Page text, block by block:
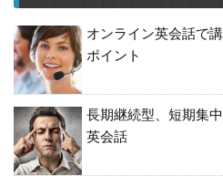
オンライン英会話で
ポイント
長期継続型、短期集
英会話